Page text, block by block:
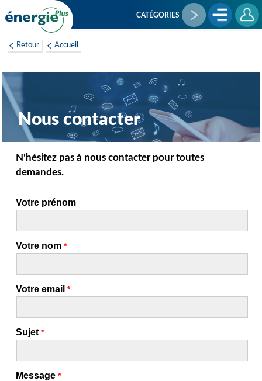
au
CATÉGORIES
Retour Accueil
Nous contacter
N'hésitez pas à nous contacter pour toutes
demandes.
Votre prénom
Votre nom
Votre email
Sujet
Message